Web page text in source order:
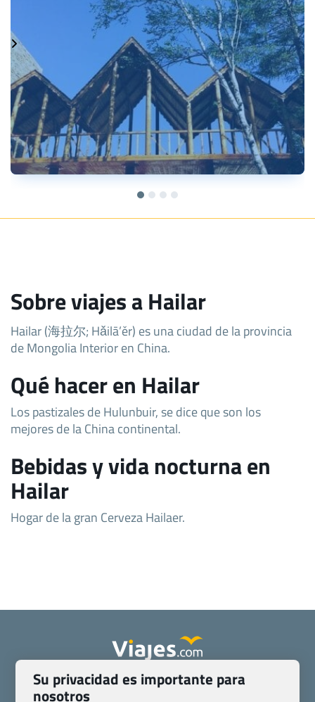
Sobre viajes a Hailar
Hailar (海拉尔; Hǎilā’ěr) es una ciudad de la provincia
de Mongolia Interior en China.
Qué hacer en Hailar
Los pastizales de Hulunbuir, se dice que son los
mejores de la China continental.
Bebidas y vida nocturna en
Hailar
Hogar de la gran Cerveza Hailaer.
Quienes somos
Contacto
Su privacidad es importante para
nosotros